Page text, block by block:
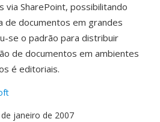
via SharePoint, possibilitando
de documentos em grandes
se o padrão para distribuir
de documentos em ambientes
é editoriais.
de janeiro de 2007